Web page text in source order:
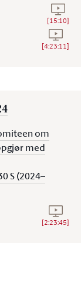
Se
[15:10]
Se
[4:23:11]
om
med
S (2024–
Se
[2:23:45]